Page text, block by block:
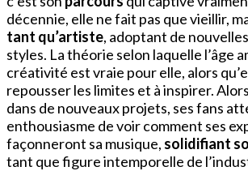
décennie, elle ne fait pas que vieillir,
tant qu’artiste, adoptant de
styles. La théorie selon laquelle l’âge
créativité est vraie pour elle, alors
repousser les limites et à inspirer.
dans de nouveaux projets, ses fans
enthousiasme de voir comment ses
façonneront sa musique, solidifiant
tant que figure intemporelle de